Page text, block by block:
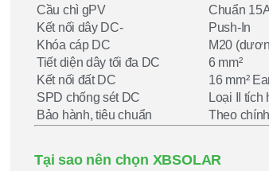
Cầu chì gPV
Chuẩn
Kết nối dây DC-
Push-In
Khóa cáp DC
M20
Tiết diện dây tối đa DC
6 mm²
Kết nối đất DC
16 mm²
SPD chống sét DC
Loại II tích
Bảo hành, tiêu chuẩn
Theo
Tại sao nên chọn XBSOLAR